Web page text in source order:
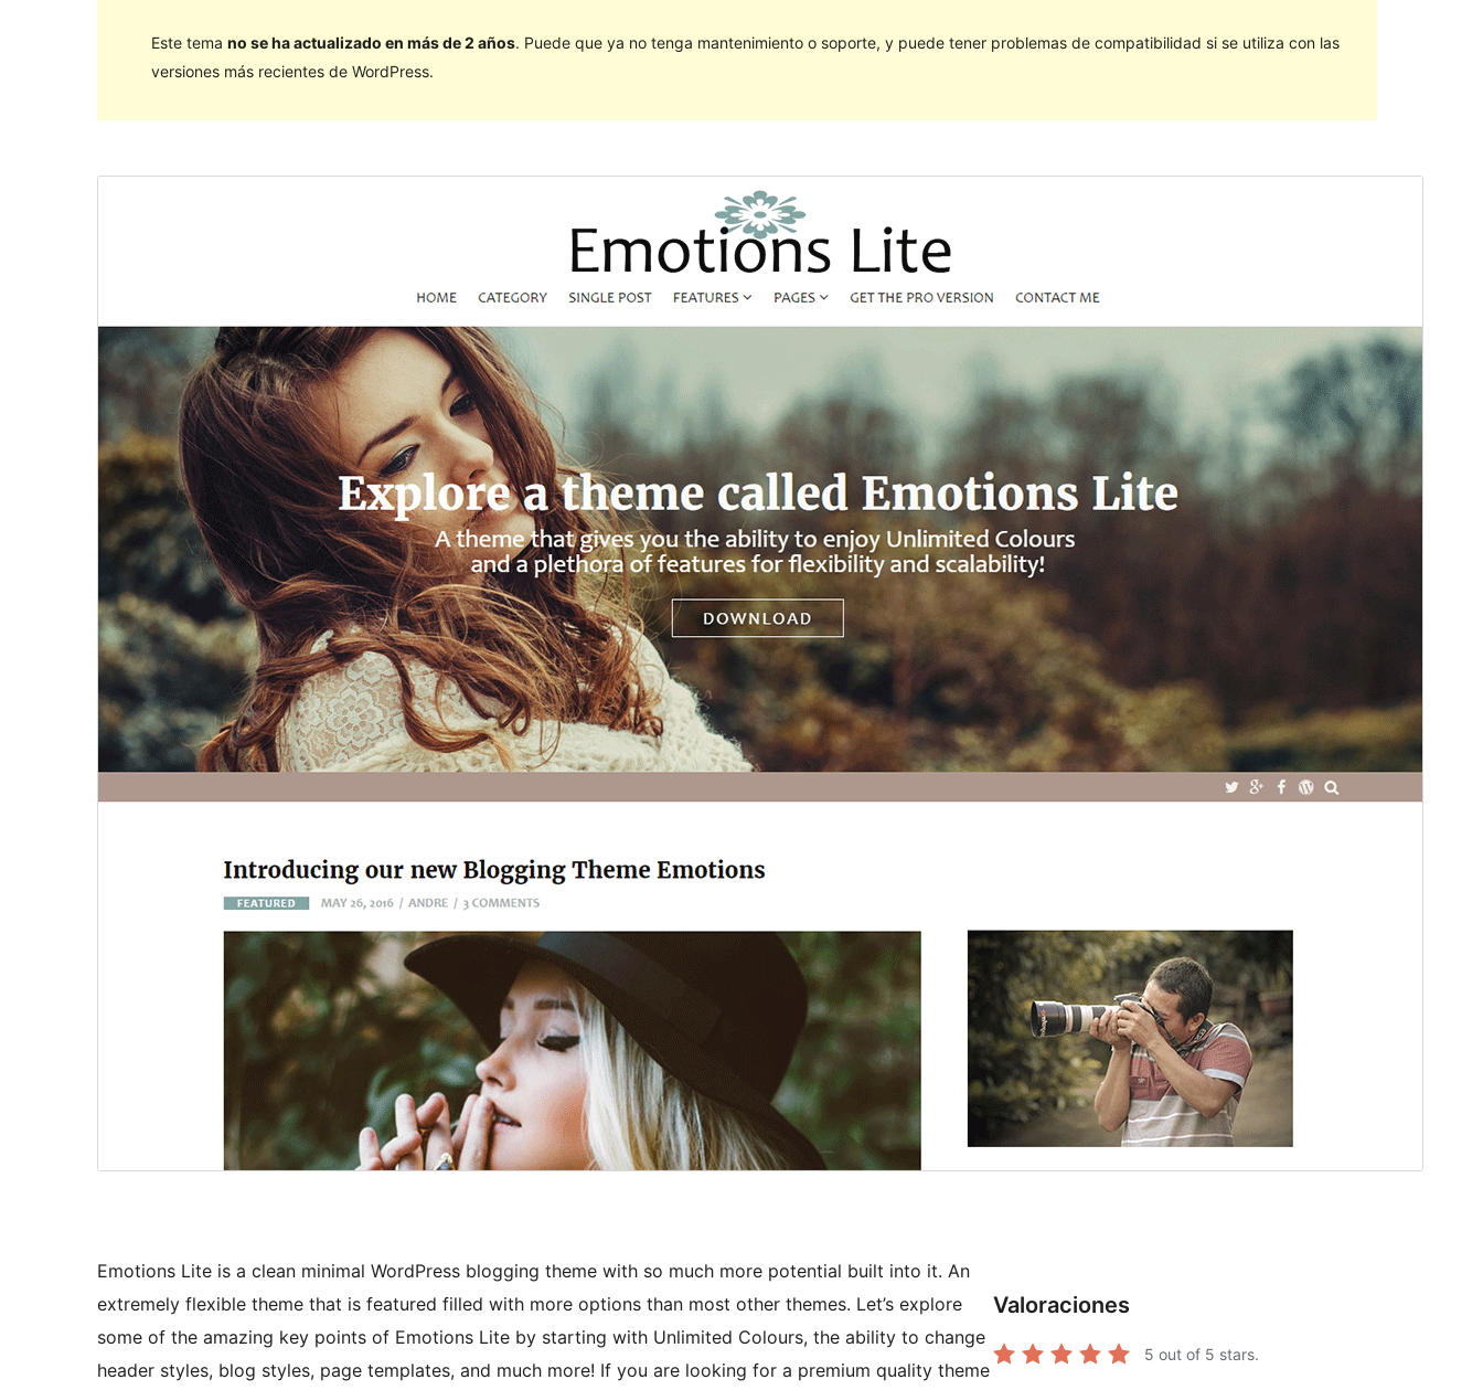
Este tema no se ha actualizado en más de 2 años. Puede que ya no tenga mantenimiento o soporte, y puede tener problemas de compatibilidad si se utiliza con las
versiones más recientes de WordPress.
Active installations
Emotions Lite is a clean minimal WordPress blogging theme with so much more potential built into it. An
extremely flexible theme that is featured filled with more options than most other themes. Let’s explore
some of the amazing key points of Emotions Lite by starting with Unlimited Colours, the ability to change
header styles, blog styles, page templates, and much more! If you are looking for a premium quality theme
Valoraciones
5 out of 5 stars.